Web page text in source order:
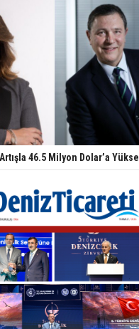
46.5 Milyon Dolar’a